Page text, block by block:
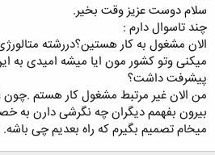
سلام دوست عزیز وقت بخیر.
چند تاسوال دارم :
الان مشغول به کار هستین؟دررشته
میکنی وتو کشور مون ایا میشه امیدی به
پیشرفت داشت؟
من الان غیر مرتبط مشغول کار هستم
بیرون بفهمم دیگران چه نگرشی دارن به
میخام تصمیم بگیرم که راه بعدیم چی